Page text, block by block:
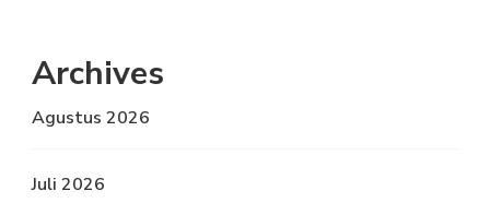
Archives
Agustus 2026
Juli 2026